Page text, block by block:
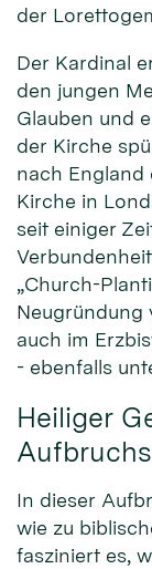
der
Der Kardinal
den jungen
Glauben und
der Kirche
nach England
Kirche in
seit einiger
„Church-
Neugründung
auch im
- ebenfalls
Heiliger
In dieser
wie zu
fasziniert es,